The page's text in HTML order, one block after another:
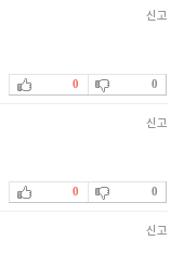
신고
0 0
신고
0 0
신고